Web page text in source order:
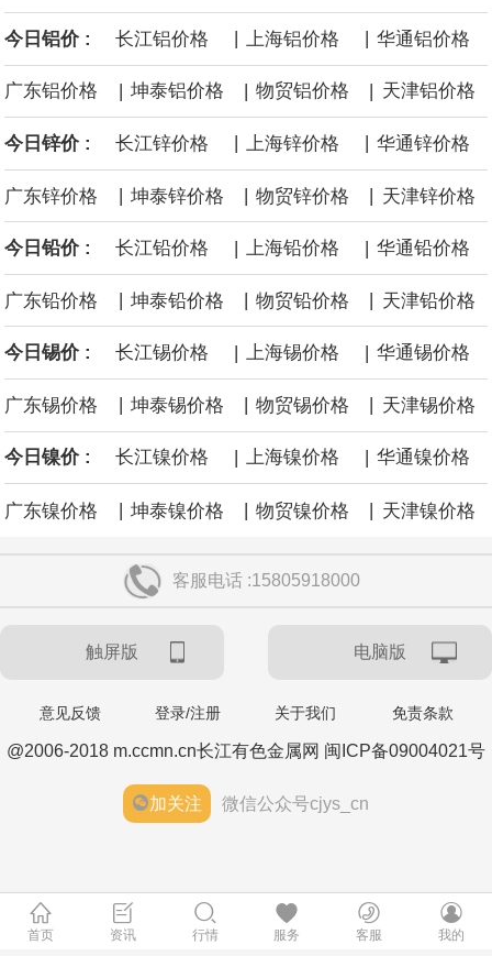
后续14艘平均每艘约180亿美元。
黄金价格有望录得自今年1月以来最大单周涨幅。油价走弱为金价提
供支撑，同时投资者正等待美国非农就业数据，以寻找美国利率前
景的线索。StoneX高级分析师马特·辛普森表示，中东和平前景改善
海力士：龙仁工厂将生产高带宽内存（HBM）及其他下一代动态随
机存取存储器（DRAM）。
今日铝价 : 长江铝价格 上海铝价格 华通铝价格
广东铝价格 | 坤泰铝价格 | 物贸铝价格 | 天津铝价格
今日锌价 : 长江锌价格 上海锌价格 华通锌价格
广东锌价格 | 坤泰锌价格 | 物贸锌价格 | 天津锌价格
今日铅价 : 长江铅价格 | 上海铅价格 | 华通铅价格
广东铅价格 坤泰铅价格 物贸铅价格 天津铅价格
今日锡价 : 长江锡价格 | 上海锡价格 | 华通锡价格
广东锡价格 坤泰锡价格 物贸锡价格 天津锡价格
今日镍价 : 长江镍价格 | 上海镍价格 | 华通镍价格
广东镍价格 | 坤泰镍价格 | 物贸镍价格 | 天津镍价格
客服电话 :15805918000
触屏版 电脑版
意见反馈 登录/注册 关于我们 免责条款
@2006-2018 m.ccmn.cn长江有色金属网 闽ICP备09004021号
加关注 微信公众号cjys_cn
首页 资讯 行情 服务 客服 我的